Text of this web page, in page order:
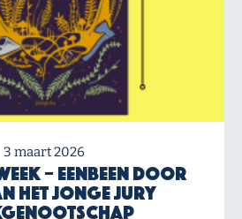
3 maart 2026
– Eenbeen door
het Jonge Jury